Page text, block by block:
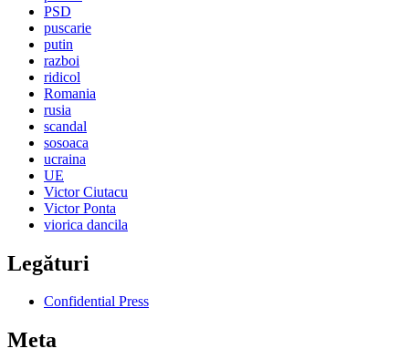
PSD
puscarie
putin
razboi
ridicol
Romania
rusia
scandal
sosoaca
ucraina
UE
Victor Ciutacu
Victor Ponta
viorica dancila
Legături
Confidential Press
Meta